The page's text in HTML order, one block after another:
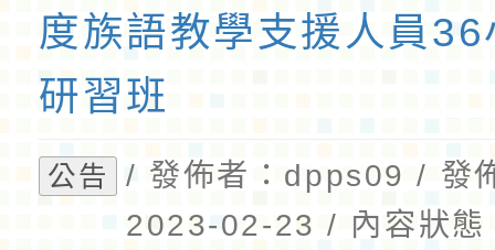
度族語教學支援人員
研習班
公告
/ 發佈者：dpps09 / 發
2023-02-23 / 內容狀態